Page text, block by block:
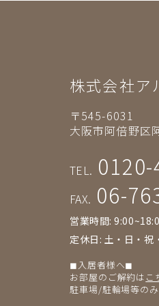
株式会社ア
〒545-6031
大阪市阿倍野区
TEL.
FAX. 06-
営業時間:
定休日: 土・日・祝
◼︎入居者様へ◼︎
お部屋のご解約は こ
駐車場/駐輪場等の